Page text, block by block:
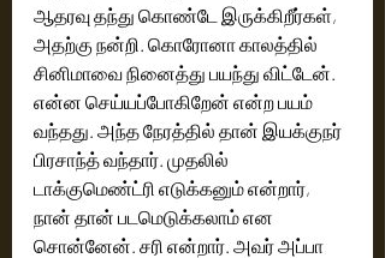
ஆதரவு தந்து கொண்டே இருக்கிறீர்கள்,
அதற்கு நன்றி. கொரோனா காலத்தில்
சினிமாவை நினைத்து பயந்து விட்டேன்.
என்ன செய்யப்போகிறேன் என்ற பயம்
வந்தது. அந்த நேரத்தில் தான் இயக்குநர்
பிரசாந்த் வந்தார். முதலில்
டாக்குமெண்ட்ரி எடுக்கனும் என்றார்,
நான் தான் படமெடுக்கலாம் என
சொன்னேன். சரி என்றார். அவர் அப்பா